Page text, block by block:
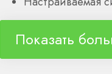
Показать